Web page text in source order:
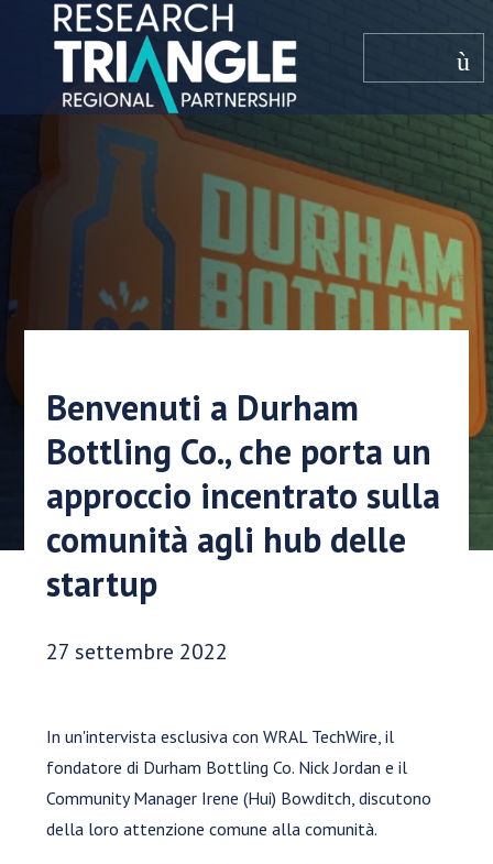
Salta al contenuto
menù
Benvenuti a Durham
Bottling Co., che porta un
approccio incentrato sulla
comunità agli hub delle
startup
Data di pubblicazione:
27 settembre 2022
In un'intervista esclusiva con WRAL TechWire, il
fondatore di Durham Bottling Co. Nick Jordan e il
Community Manager Irene (Hui) Bowditch, discutono
della loro attenzione comune alla comunità.